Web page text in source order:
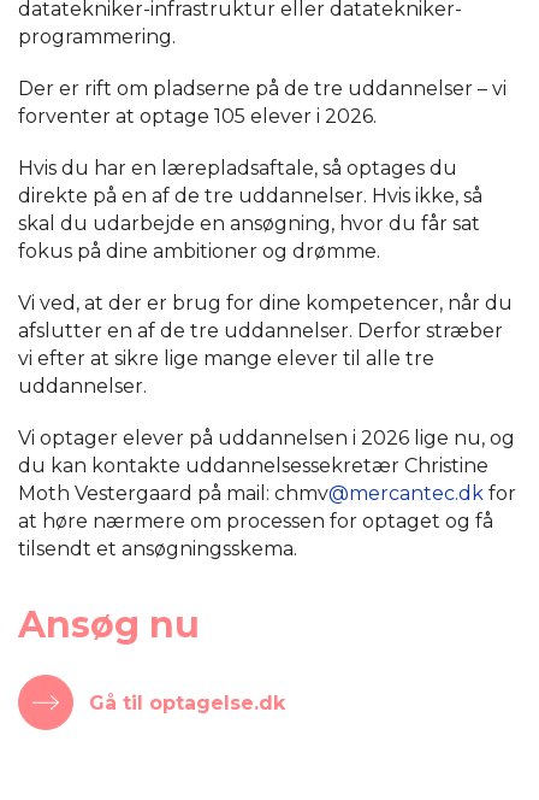
datatekniker-infrastruktur eller datatekniker-
programmering.
Der er rift om pladserne på de tre uddannelser – vi
forventer at optage 105 elever i 2026.
Hvis du har en lærepladsaftale, så optages du
direkte på en af de tre uddannelser. Hvis ikke, så
skal du udarbejde en ansøgning, hvor du får sat
fokus på dine ambitioner og drømme.
Vi ved, at der er brug for dine kompetencer, når du
afslutter en af de tre uddannelser. Derfor stræber
vi efter at sikre lige mange elever til alle tre
uddannelser.
Vi optager elever på uddannelsen i 2026 lige nu, og
du kan kontakte uddannelsessekretær Christine
Moth Vestergaard på mail: chmv@mercantec.dk for
at høre nærmere om processen for optaget og få
tilsendt et ansøgningsskema.
Ansøg nu
Gå til optagelse.dk